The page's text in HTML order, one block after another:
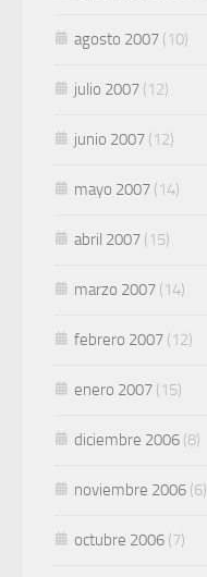
agosto 2007 (10)
julio 2007 (12)
junio 2007 (12)
mayo 2007 (14)
abril 2007 (15)
marzo 2007 (14)
febrero 2007 (12)
enero 2007 (15)
diciembre 2006 (8)
noviembre 2006 (6)
octubre 2006 (7)